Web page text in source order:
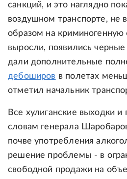
санкций, и это наглядно
воздушном транспорте, не
образом на
выросли, появились
дали дополнительные
дебоширов в полетах
отметил начальник
Все хулиганские выходки и
словам генерала
почве употребления
решение проблемы - в
свободной продажи на